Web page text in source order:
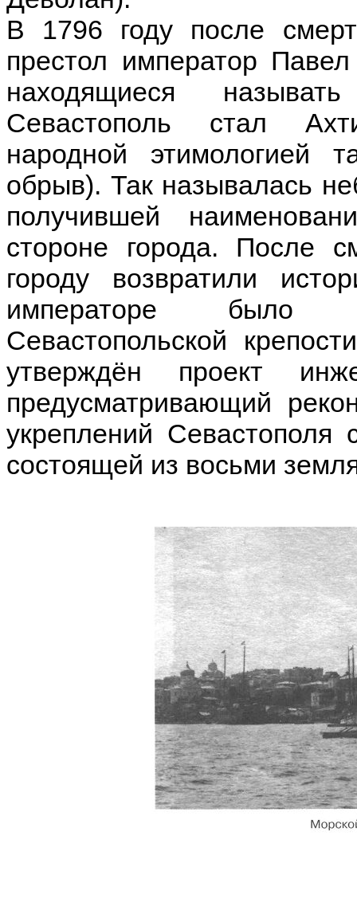
В 1796 году после
престол император
находящиеся
Севастополь стал
народной этимологией
обрыв). Так называлась
получившей
стороне города. После
городу возвратили
императоре было
Севастопольской
утверждён проект
предусматривающий
укреплений
состоящей из восьми